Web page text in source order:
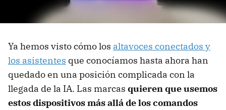
Ya hemos visto cómo los altavoces conectados y
los asistentes que conocíamos hasta ahora han
quedado en una posición complicada con la
llegada de la IA. Las marcas quieren que usemos
estos dispositivos más allá de los comandos